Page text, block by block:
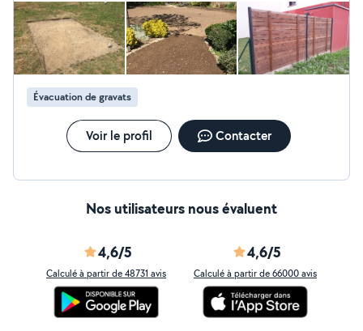
Évacuation de gravats
Voir le profil Contacter
Nos utilisateurs nous évaluent
4,6/5
Calculé à partir de 48731 avis
4,6/5
Calculé à partir de 66000 avis